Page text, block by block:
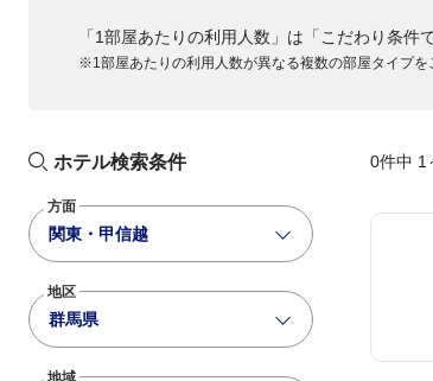
15:30
大阪伊丹
16:55
羽田
781
大阪伊丹
ANA036
17:40
大阪伊丹 羽田
「1部屋あたりの利用人数」は「こだわり条件
※1部屋あたりの利用人数が異なる複数の部屋タイプを
ホテル検索条件
方面
関東・甲信越
地区
群馬県
0件中 1